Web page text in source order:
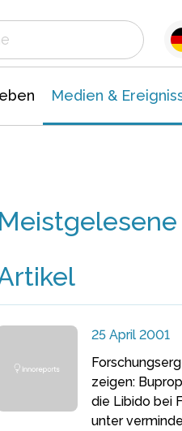
Medien &
Meistgelesene
25 April 2001
zeigen:
die Libido bei
unter